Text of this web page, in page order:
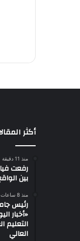
أكثر
منذ 11 دقيقة
رفعت
بين
منذ 8 ساعات
رئيس
«أخبار
التعليم
العالي